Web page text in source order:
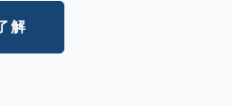
解